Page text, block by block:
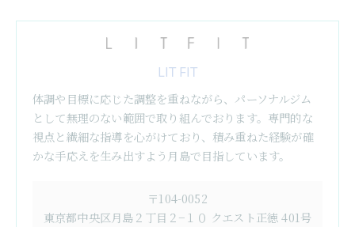
LIT FIT
体調や目標に応じた調整を重ねながら、パーソナルジム
として無理のない範囲で取り組んでおります。専門的な
視点と繊細な指導を心がけており、積み重ねた経験が確
かな手応えを生み出すよう月島で目指しています。
〒104-0052
東京都中央区月島２丁目２−１０ クエスト正徳 401号